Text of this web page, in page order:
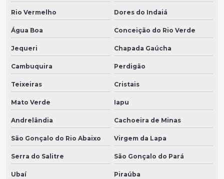
Rio Vermelho Dores do Indaiá
Água Boa Conceição do Rio Verde
Jequeri Chapada Gaúcha
Cambuquira Perdigão
Teixeiras Cristais
Mato Verde Iapu
Andrelândia Cachoeira de Minas
São Gonçalo do Rio Abaixo Virgem da Lapa
Serra do Salitre São Gonçalo do Pará
Ubaí Piraúba